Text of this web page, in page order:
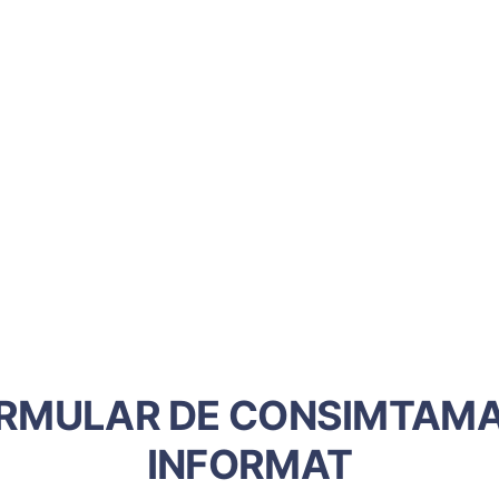
DE
INFORMAT